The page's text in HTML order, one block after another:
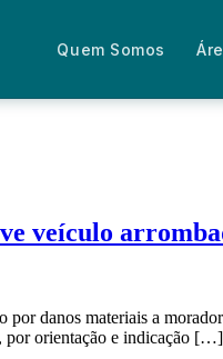
Quem Somos
veículo
danos materiais a
por orientação e indicação […]